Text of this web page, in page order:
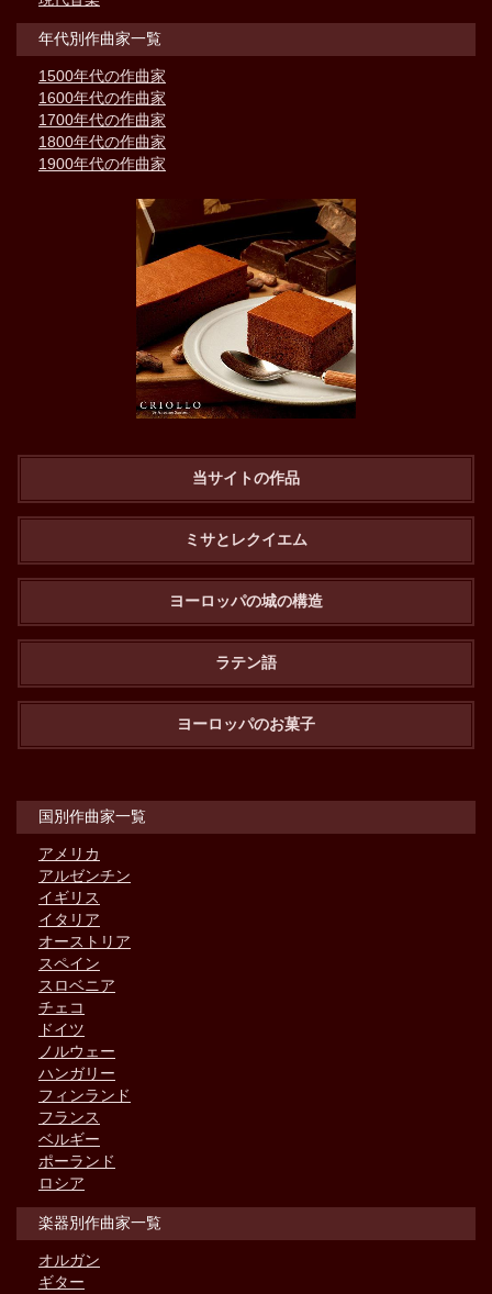
年代別作曲家一覧
1500年代の作曲家
1600年代の作曲家
1700年代の作曲家
1800年代の作曲家
1900年代の作曲家
当サイトの作品
ミサとレクイエム
ヨーロッパの城の構造
ラテン語
ヨーロッパのお菓子
国別作曲家一覧
アメリカ
アルゼンチン
イギリス
イタリア
オーストリア
スペイン
スロベニア
チェコ
ドイツ
ノルウェー
ハンガリー
フィンランド
フランス
ベルギー
ポーランド
ロシア
楽器別作曲家一覧
オルガン
ギター